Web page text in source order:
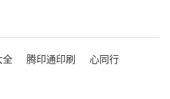
全 腾印通印刷
心同行